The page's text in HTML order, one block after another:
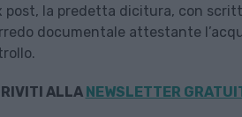
post, la predetta dicitura, con
documentale attestante
ALLA NEWSLETTER